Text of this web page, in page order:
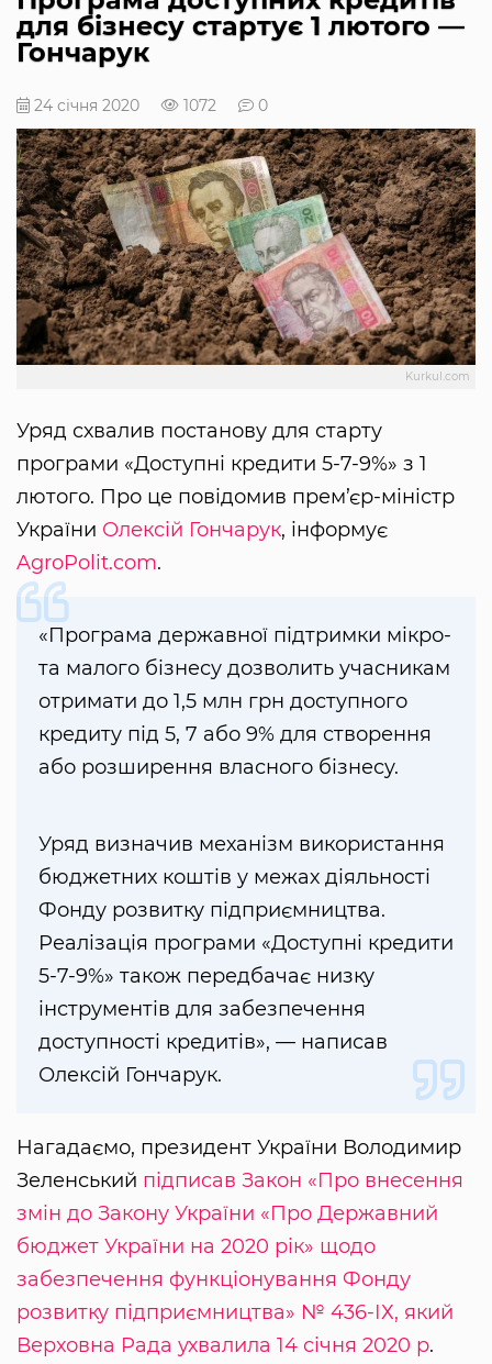
для бізнесу стартує 1 лютого —
Гончарук
24 січня 2020 1072 0
Kurkul.com
Уряд схвалив постанову для старту
програми «Доступні кредити 5-7-9%» з 1
лютого. Про це повідомив прем’єр-міністр
України Олексій Гончарук, інформує
AgroPolit.com.
«Програма державної підтримки мікро-
та малого бізнесу дозволить учасникам
отримати до 1,5 млн грн доступного
кредиту під 5, 7 або 9% для створення
або розширення власного бізнесу.
Уряд визначив механізм використання
бюджетних коштів у межах діяльності
Фонду розвитку підприємництва.
Реалізація програми «Доступні кредити
5-7-9%» також передбачає низку
інструментів для забезпечення
доступності кредитів», — написав
Олексій Гончарук.
Нагадаємо, президент України Володимир
Зеленський підписав Закон «Про внесення
змін до Закону України «Про Державний
бюджет України на 2020 рік» щодо
забезпечення функціонування Фонду
розвитку підприємництва» № 436-ІХ, який
Верховна Рада ухвалила 14 січня 2020 р.